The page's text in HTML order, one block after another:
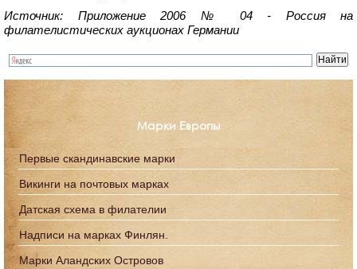
Источник: Приложение 2006 № 04 - Россия на
филателистических аукционах Германии
Марки Европы
Первые скандинавские марки
Викинги на почтовых марках
Датская схема в филателии
Надписи на марках Финлян.
Марки Аландских Островов